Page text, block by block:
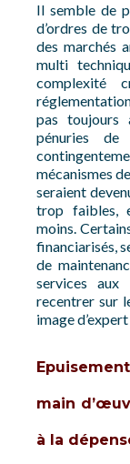
Il semble de
d’ordres de
des marchés
multi
complexité
pas toujours
pénuries
mécanismes
seraient
trop faibles,
moins.
financiarisés,
de
services aux
recentrer sur
image
main
à la